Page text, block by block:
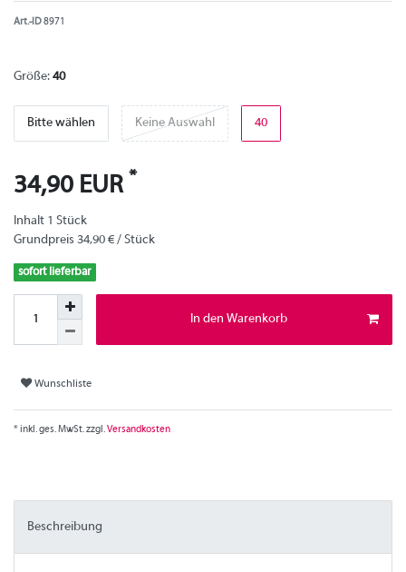
Art.-ID8971
Größe: 40
Bitte wählen Keine Auswahl 40
34,90 EUR *
Inhalt 1 Stück
Grundpreis 34,90 € / Stück
sofort lieferbar
In den Warenkorb
Wunschliste
* inkl. ges. MwSt. zzgl.Versandkosten
Beschreibung